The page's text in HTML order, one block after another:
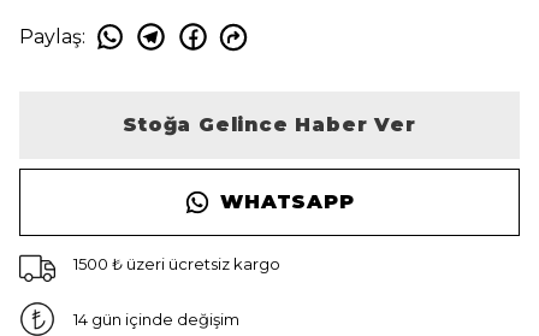
Paylaş:
Stoğa Gelince Haber Ver
WHATSAPP
1500 ₺ üzeri ücretsiz kargo
14 gün içinde değişim